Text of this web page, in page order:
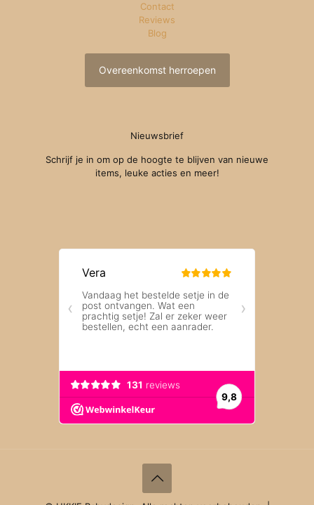
Contact
Reviews
Blog
Overeenkomst herroepen
Nieuwsbrief
Schrijf je in om op de hoogte te blijven van nieuwe
items, leuke acties en meer!